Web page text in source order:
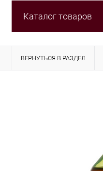
Каталог товаров
ВЕРНУТЬСЯ В РАЗДЕЛ